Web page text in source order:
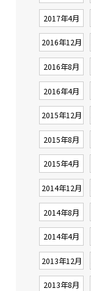
2017年4月
2016年12月
2016年8月
2016年4月
2015年12月
2015年8月
2015年4月
2014年12月
2014年8月
2014年4月
2013年12月
2013年8月